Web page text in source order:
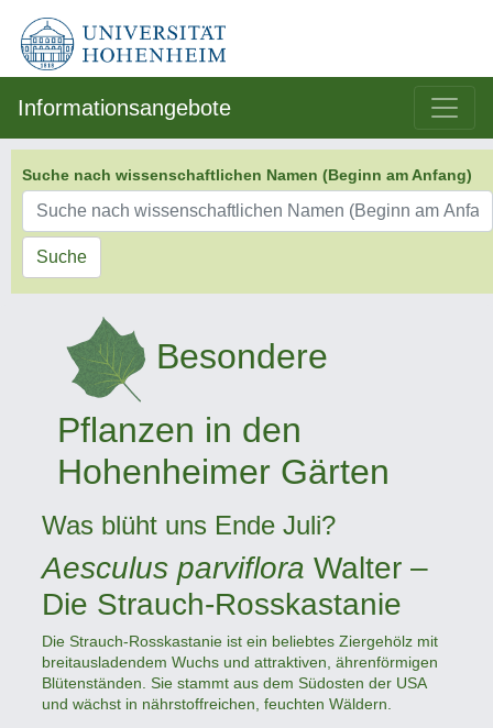
Informationsangebote
Suche nach wissenschaftlichen Namen (Beginn am Anfang)
Suche
Besondere
Pflanzen in den
Hohenheimer Gärten
Was blüht uns Ende Juli?
Aesculus parviflora Walter –
Die Strauch-Rosskastanie
Die Strauch-Rosskastanie ist ein beliebtes Ziergehölz mit
breitausladendem Wuchs und attraktiven, ährenförmigen
Blütenständen. Sie stammt aus dem Südosten der USA
und wächst in nährstoffreichen, feuchten Wäldern.